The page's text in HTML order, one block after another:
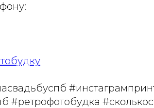
#ретрофотобудка